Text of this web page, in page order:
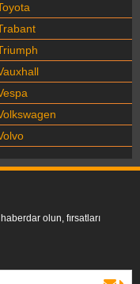
olun, fırsatları